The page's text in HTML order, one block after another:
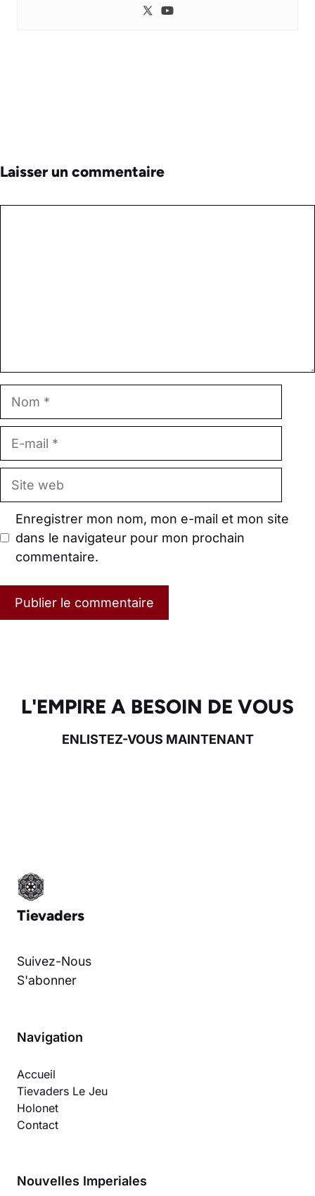
Laisser un commentaire
Site
web
Enregistrer mon nom, mon e-mail et mon site
dans le navigateur pour mon prochain
commentaire.
L'EMPIRE A BESOIN DE VOUS
ENLISTEZ-VOUS MAINTENANT
Tievaders
Suivez-Nous
S'abonner
Navigation
Accueil
Tievaders Le Jeu
Holonet
Contact
Nouvelles Imperiales